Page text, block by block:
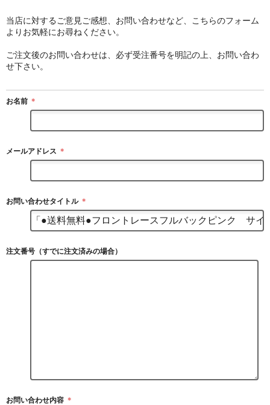
当店に対するご意見ご感想、お問い合わせなど、こちらのフォーム
よりお気軽にお尋ねください。
ご注文後のお問い合わせは、必ず受注番号を明記の上、お問い合わ
せ下さい。
お名前 ＊
メールアドレス ＊
お問い合わせタイトル ＊
注文番号（すでに注文済みの場合）
お問い合わせ内容 ＊